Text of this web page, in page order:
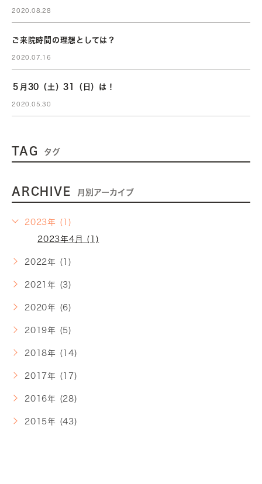
2020.08.28
ご来院時間の理想としては？
2020.07.16
５月30（土）31（日）は！
2020.05.30
TAG タグ
ARCHIVE 月別アーカイブ
2023年 (1)
2023年4月 (1)
2022年 (1)
2021年 (3)
2020年 (6)
2019年 (5)
2018年 (14)
2017年 (17)
2016年 (28)
2015年 (43)